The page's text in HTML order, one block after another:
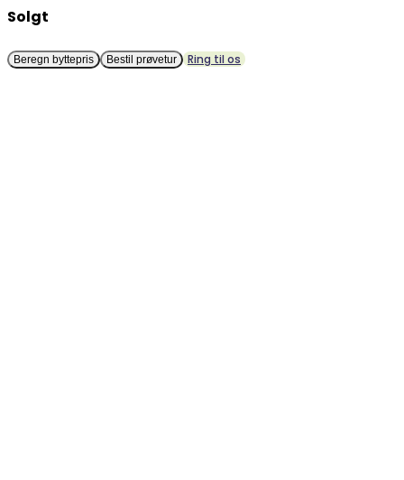
Solgt
Beregn byttepris Bestil prøvetur Ring til os